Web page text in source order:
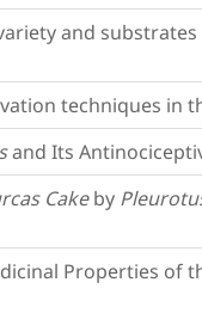
and
techniques in
and Its
Cakeby
Properties of